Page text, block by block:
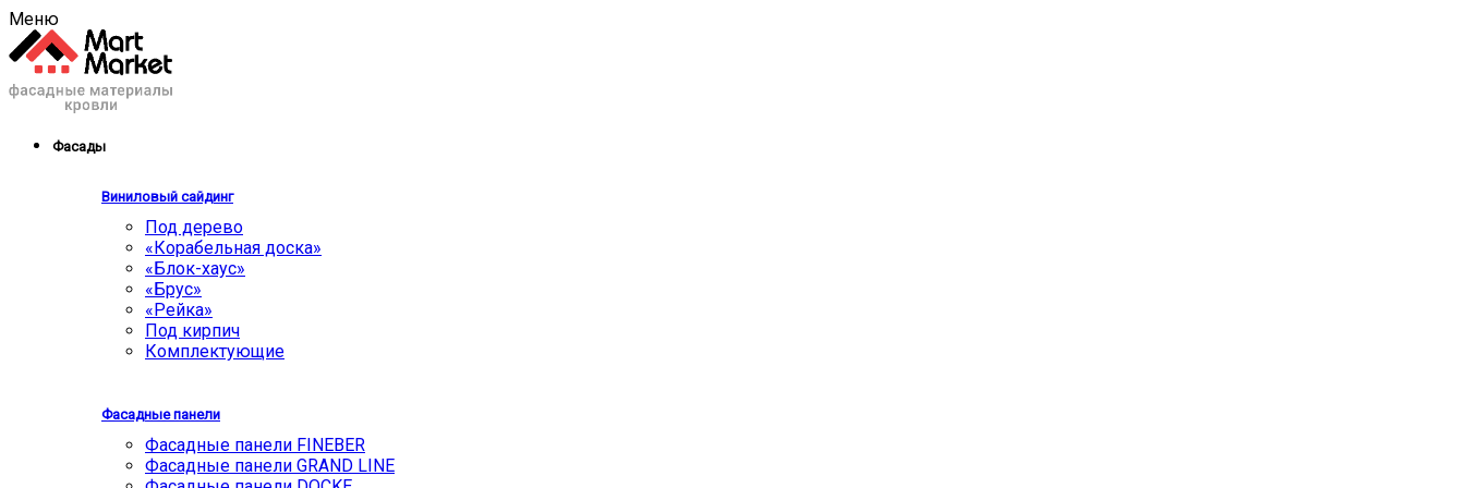
Меню
Фасады
Виниловый сайдинг
Под дерево
«Корабельная доска»
«Блок-хаус»
«Брус»
«Рейка»
Под кирпич
Комплектующие
Фасадные панели
Фасадные панели FINEBER
Фасадные панели GRAND LINE